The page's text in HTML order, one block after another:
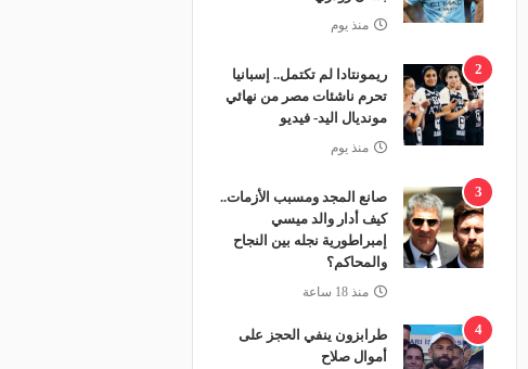
منذ يوم
2
ريمونتادا لم تكتمل.. إسبانيا
تحرم ناشئات مصر من نهائي
مونديال اليد- فيديو
منذ يوم
3
صانع المجد ومسبب الأزمات..
كيف أدار والد ميسي
إمبراطورية نجله بين النجاح
والمحاكم؟
منذ 18 ساعة
4
طرابزون ينفي الحجز على
أموال صلاح